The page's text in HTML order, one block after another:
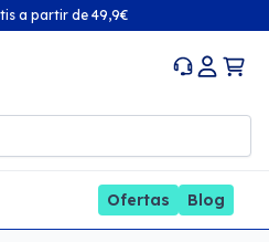
a partir de 49,9€
Ofertas Blog